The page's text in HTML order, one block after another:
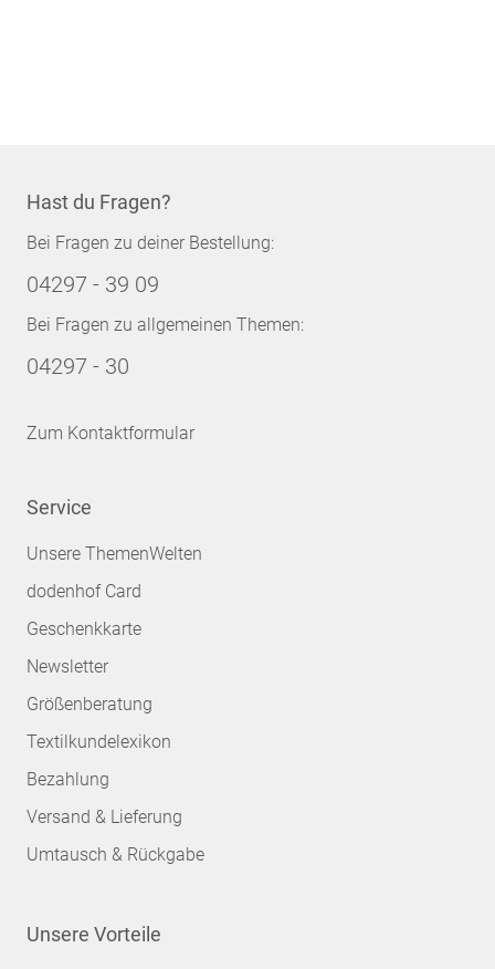
Hast du Fragen?
Bei Fragen zu deiner Bestellung:
04297 - 39 09
Bei Fragen zu allgemeinen Themen:
04297 - 30
Zum Kontaktformular
Service
Unsere ThemenWelten
dodenhof Card
Geschenkkarte
Newsletter
Größenberatung
Textilkundelexikon
Bezahlung
Versand & Lieferung
Umtausch & Rückgabe
Unsere Vorteile